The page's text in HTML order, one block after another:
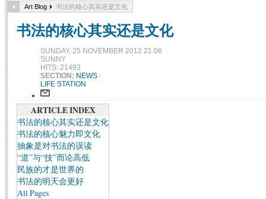
Art Blog 书法的核心其实还是文化
书法的核心其实还是文化
SUNDAY, 25 NOVEMBER 2012 21:06
SUNNY
HITS: 21493
SECTION: NEWS -
LIFE STATION
ARTICLE INDEX
书法的核心其实还是文化
书法的核心魅力即文化
抽象是对书法的误读
“道”与“技”而论高低
民族的才是世界的
书法的明天会更好
All Pages